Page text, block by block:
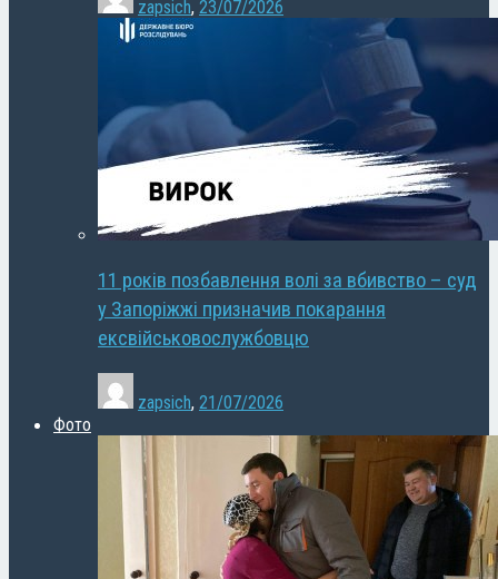
zapsich, 23/07/2026
11 років позбавлення волі за вбивство – суд
у Запоріжжі призначив покарання
ексвійськовослужбовцю
zapsich, 21/07/2026
Фото